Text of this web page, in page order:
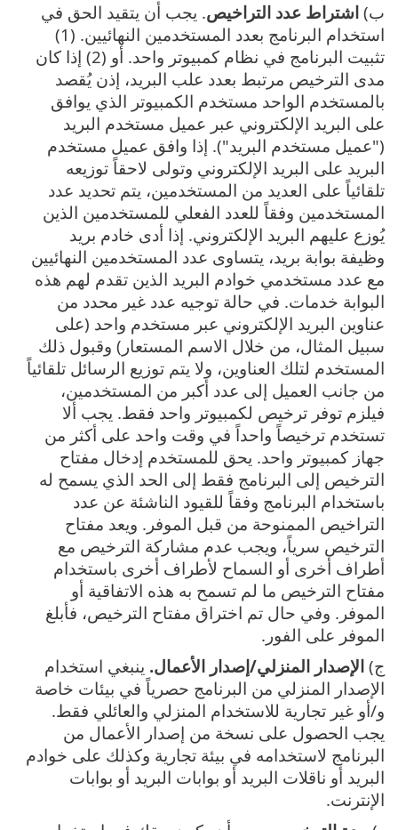
ب) اشتراط عدد التراخيص. يجب أن يتقيد الحق في
استخدام البرنامج بعدد المستخدمين النهائيين. (1)
تثبيت البرنامج في نظام كمبيوتر واحد. أو (2) إذا كان
مدى الترخيص مرتبط بعدد علب البريد، إذن يُقصد
بالمستخدم الواحد مستخدم الكمبيوتر الذي يوافق
على البريد الإلكتروني عبر عميل مستخدم البريد
("عميل مستخدم البريد"). إذا وافق عميل مستخدم
البريد على البريد الإلكتروني وتولى لاحقاً توزيعه
تلقائياً على العديد من المستخدمين، يتم تحديد عدد
المستخدمين وفقاً للعدد الفعلي للمستخدمين الذين
يُوزع عليهم البريد الإلكتروني. إذا أدى خادم بريد
وظيفة بوابة بريد، يتساوى عدد المستخدمين النهائيين
مع عدد مستخدمي خوادم البريد الذين تقدم لهم هذه
البوابة خدمات. في حالة توجيه عدد غير محدد من
عناوين البريد الإلكتروني عبر مستخدم واحد (على
سبيل المثال، من خلال الاسم المستعار) وقبول ذلك
المستخدم لتلك العناوين، ولا يتم توزيع الرسائل تلقائياً
من جانب العميل إلى عدد أكبر من المستخدمين،
فيلزم توفر ترخيص لكمبيوتر واحد فقط. يجب ألا
تستخدم ترخيصاً واحداً في وقت واحد على أكثر من
جهاز كمبيوتر واحد. يحق للمستخدم إدخال مفتاح
الترخيص إلى البرنامج فقط إلى الحد الذي يسمح له
باستخدام البرنامج وفقاً للقيود الناشئة عن عدد
التراخيص الممنوحة من قبل الموفر. ويعد مفتاح
الترخيص سرياً، ويجب عدم مشاركة الترخيص مع
أطراف أخرى أو السماح لأطراف أخرى باستخدام
مفتاح الترخيص ما لم تسمح به هذه الاتفاقية أو
الموفر. وفي حال تم اختراق مفتاح الترخيص، فأبلغ
الموفر على الفور.
ج) الإصدار المنزلي/إصدار الأعمال. ينبغي استخدام
الإصدار المنزلي من البرنامج حصرياً في بيئات خاصة
و/أو غير تجارية للاستخدام المنزلي والعائلي فقط.
يجب الحصول على نسخة من إصدار الأعمال من
البرنامج لاستخدامه في بيئة تجارية وكذلك على خوادم
البريد أو ناقلات البريد أو بوابات البريد أو بوابات
الإنترنت.